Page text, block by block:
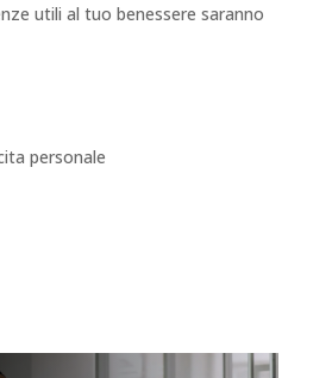
utili al tuo benessere saranno
personale